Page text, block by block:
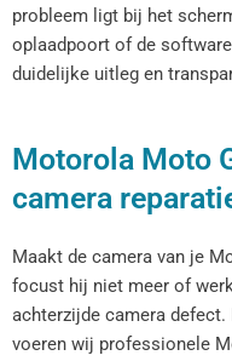
probleem ligt bij het
oplaadpoort of de
duidelijke uitleg en
Motorola Moto
camera
Maakt de camera van je
focust hij niet meer of
achterzijde camera
voeren wij professionele